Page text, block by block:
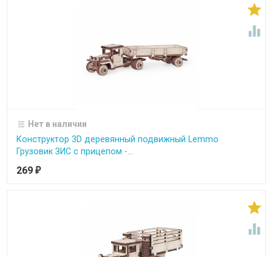


Нет в наличии
Конструктор 3D деревянный подвижный Lemmo
Грузовик ЗИС с прицепом -...
269 ₽

